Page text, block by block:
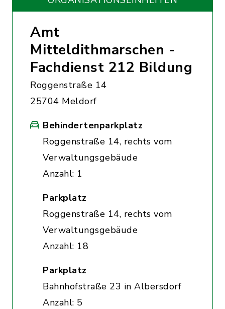
Amt
Mitteldithmarschen -
Fachdienst 212 Bildung
Roggenstraße 14
25704 Meldorf
Behindertenparkplatz
Roggenstraße 14, rechts vom
Verwaltungsgebäude
Anzahl: 1
Parkplatz
Roggenstraße 14, rechts vom
Verwaltungsgebäude
Anzahl: 18
Parkplatz
Bahnhofstraße 23 in Albersdorf
Anzahl: 5